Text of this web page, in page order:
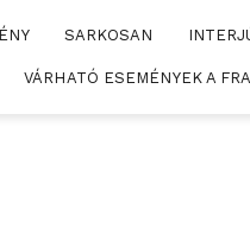
SARKOSAN
VÁRHATÓ ESEMÉNYEK A